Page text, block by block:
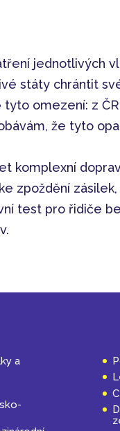
jednotlivých
státy chrántit
omezení: z
že tyto
komplexní
zpoždění
test pro řidiče
a